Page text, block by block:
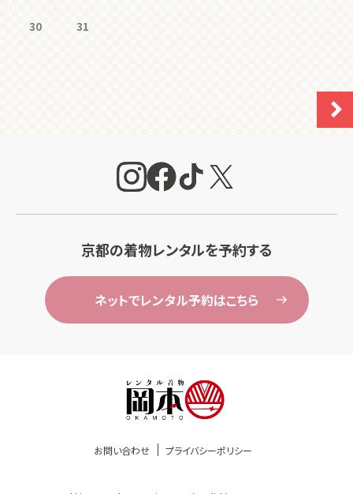
30 31
京都の着物レンタルを予約する
ネットでレンタル予約はこちら
お問い合わせ プライバシーポリシー